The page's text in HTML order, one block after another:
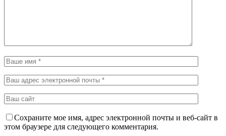
Сохраните мое имя, адрес электронной почты и веб-сайт в
этом браузере для следующего комментария.